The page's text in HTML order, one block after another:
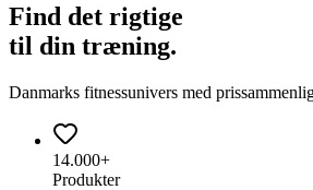
Find det rigtige
til din træning.
Danmarks fitnessunivers med
14.000+
Produkter